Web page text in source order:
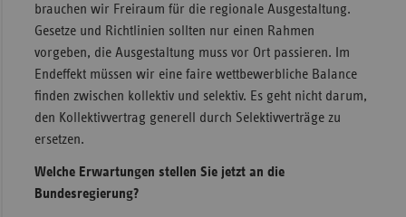
brauchen wir Freiraum für die regionale Ausgestaltung.
Gesetze und Richtlinien sollten nur einen Rahmen
vorgeben, die Ausgestaltung muss vor Ort passieren. Im
Endeffekt müssen wir eine faire wettbewerbliche Balance
finden zwischen kollektiv und selektiv. Es geht nicht darum,
den Kollektivvertrag generell durch Selektivverträge zu
ersetzen.
Welche Erwartungen stellen Sie jetzt an die
Bundesregierung?